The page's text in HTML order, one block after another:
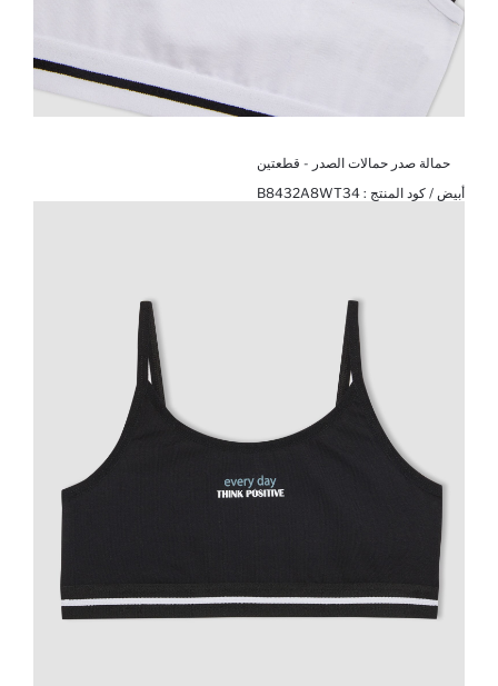
حمالة صدر حمالات الصدر - قطعتين
أبيض / كود المنتج : B8432A8WT34